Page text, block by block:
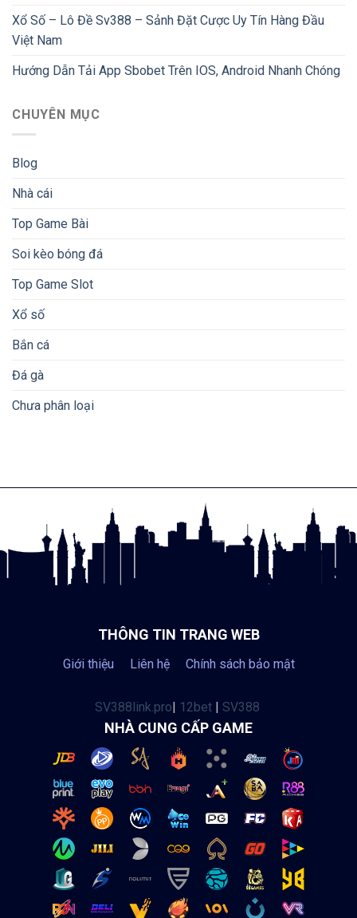
Xổ Số – Lô Đề Sv388 – Sảnh Đặt Cược Uy Tín Hàng Đầu
Việt Nam
Hướng Dẫn Tải App Sbobet Trên IOS, Android Nhanh Chóng
CHUYÊN MỤC
Blog
Nhà cái
Top Game Bài
Soi kèo bóng đá
Top Game Slot
Xổ số
Bắn cá
Đá gà
Chưa phân loại
THÔNG TIN TRANG WEB
Giới thiệu Liên hệ Chính sách bảo mật
SV388link.pro 12bet| SV388
NHÀ CUNG CẤP GAME